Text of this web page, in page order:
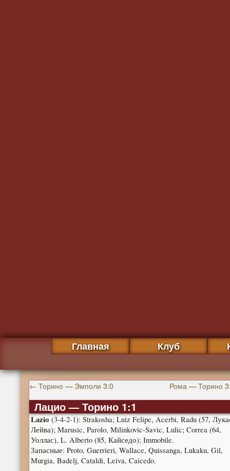
Главная Клуб
← Торино — Эмполи 3:0 Рома — Торино
Лацио — Торино 1:1
Lazio(3-4-2-1): Strakosha; Luiz Felipe, Acerbi, Radu (57,
Лейва); Marusic, Parolo, Milinkovic-Savic, Lulic; Correa (64,
Уоллас), L. Alberto (85, Кайседо); Immobile.
Запасные: Proto, Guerrieri, Wallace, Quissanga, Lukaku, Gil,
Murgia, Badelj, Cataldi, Leiva, Caicedo.